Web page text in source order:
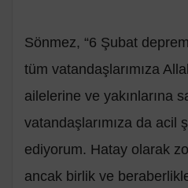
Sönmez, “6 Şubat
tüm vatandaşlarımıza
ailelerine ve yakınlarına
vatandaşlarımıza da acil
ediyorum. Hatay olarak
ancak birlik ve